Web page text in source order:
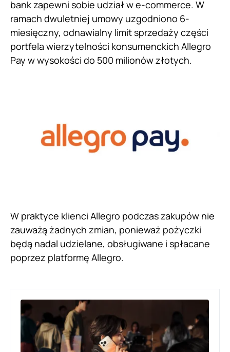
bank zapewni sobie udział w e-commerce. W
ramach dwuletniej umowy uzgodniono 6-
miesięczny, odnawialny limit sprzedaży części
portfela wierzytelności konsumenckich Allegro
Pay w wysokości do 500 milionów złotych.
W praktyce klienci Allegro podczas zakupów nie
zauważą żadnych zmian, ponieważ pożyczki
będą nadal udzielane, obsługiwane i spłacane
poprzez platformę Allegro.